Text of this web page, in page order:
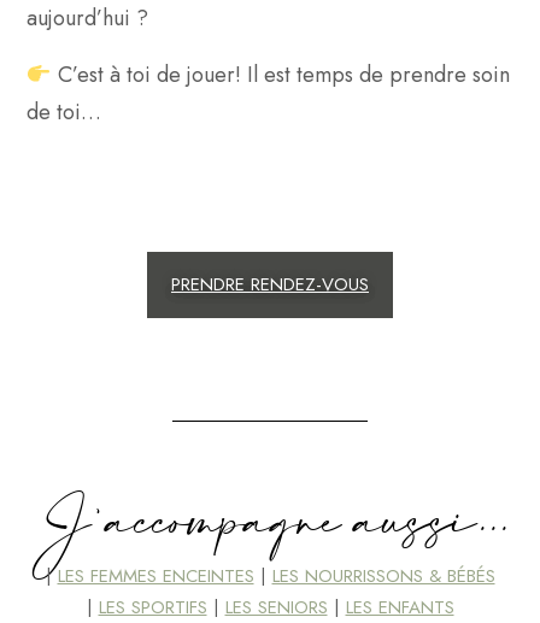
aujourd’hui ?
C’est à toi de jouer! Il est temps de prendre soin
de toi…
PRENDRE RENDEZ-VOUS
J'accompagne aussi...
|LES FEMMES ENCEINTES | LES NOURRISSONS & BÉBÉS
| LES SPORTIFS | LES SENIORS | LES ENFANTS